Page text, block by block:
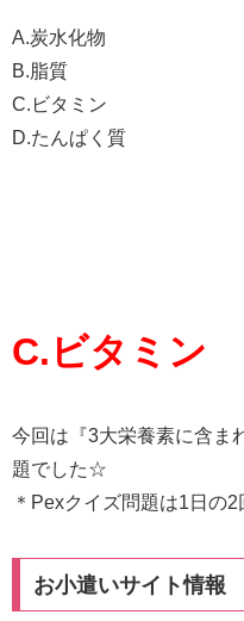
A.炭水化物
B.脂質
C.ビタミン
D.たんぱく質
C.ビタミン
今回は『3大栄養素に含ま
題でした☆
＊Pexクイズ問題は1日の2
お小遣いサイト情報